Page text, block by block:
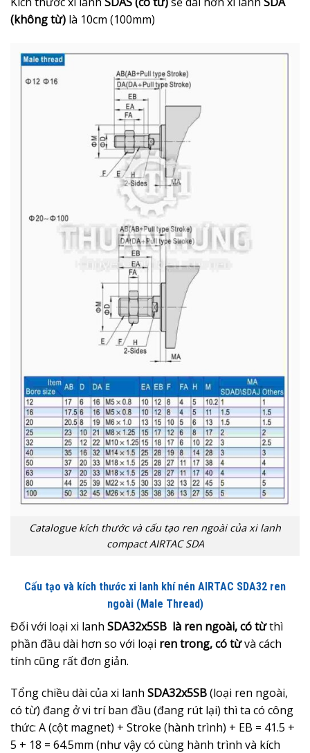
(không từ) là 10cm (100mm)
Catalogue kích thước và cấu tạo ren ngoài của xi lanh
compact AIRTAC SDA
Cấu tạo và kích thước xi lanh khí nén AIRTAC SDA32 ren
ngoài (Male Thread)
Đối với loại xi lanh SDA32x5SB là ren ngoài, có từthì
phần đầu dài hơn so với loại ren trong, có từvà cách
tính cũng rất đơn giản.
Tổng chiều dài của xi lanh SDA32x5SB(loại ren ngoài,
có từ) đang ở vi trí ban đầu (đang rút lại) thì ta có công
thức: A (cột magnet) + Stroke (hành trình) + EB = 41.5 +
5 + 18 = 64.5mm (như vậy có cùng hành trình và kích